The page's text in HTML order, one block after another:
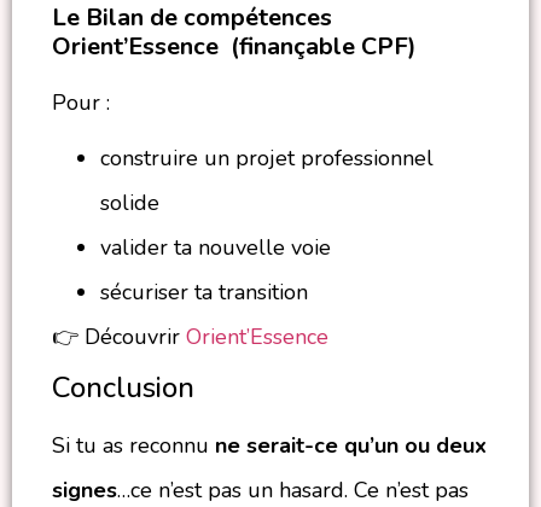
Le Bilan de compétences
Orient’Essence (finançable CPF)
Pour :
construire un projet professionnel
solide
valider ta nouvelle voie
sécuriser ta transition
👉 Découvrir Orient’Essence
Conclusion
Si tu as reconnu ne serait-ce qu’un ou deux
signes…ce n’est pas un hasard. Ce n’est pas